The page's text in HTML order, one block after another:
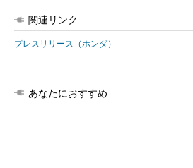
関連リンク
プレスリリース（ホンダ）
あなたにおすすめ